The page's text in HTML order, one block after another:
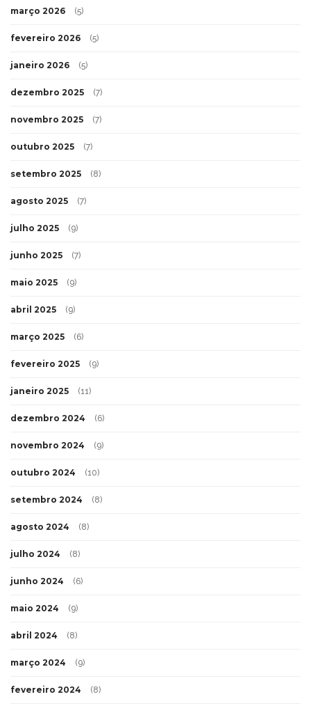
março 2026 (5)
fevereiro 2026 (5)
janeiro 2026 (5)
dezembro 2025 (7)
novembro 2025 (7)
outubro 2025 (7)
setembro 2025 (8)
agosto 2025 (7)
julho 2025 (9)
junho 2025 (7)
maio 2025 (9)
abril 2025 (9)
março 2025 (6)
fevereiro 2025 (9)
janeiro 2025 (11)
dezembro 2024 (6)
novembro 2024 (9)
outubro 2024 (10)
setembro 2024 (8)
agosto 2024 (8)
julho 2024 (8)
junho 2024 (6)
maio 2024 (9)
abril 2024 (8)
março 2024 (9)
fevereiro 2024 (8)